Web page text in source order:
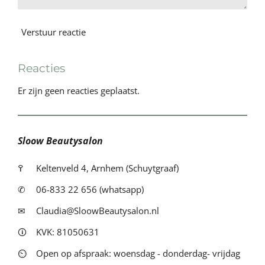
Verstuur reactie
Reacties
Er zijn geen reacties geplaatst.
Sloow Beautysalon
߉
Keltenveld 4, Arnhem (Schuytgraaf)
✆
06-833 22 656 (whatsapp)
✉
Claudia@SloowBeautysalon.nl
🛈
KVK: 81050631
⏲
Open op afspraak: woensdag - donderdag- vrijdag